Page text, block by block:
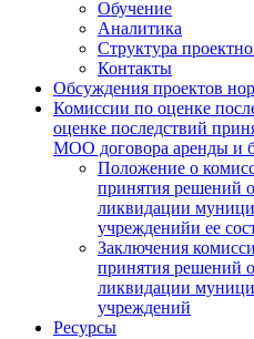
Обучение
Аналитика
Структура
Контакты
Обсуждения проектов
Комиссии по оценке
оценке последствий
МОО договора аренды и
Положение о
принятия решений
ликвидации
учрежденийи ее
Заключения
принятия решений
ликвидации
учреждений
Ресурсы